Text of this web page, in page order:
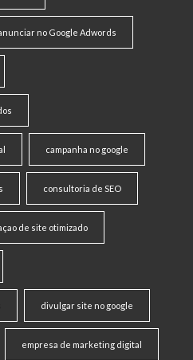
no Google Adwords
campanha no google
consultoria de SEO
de site otimizado
divulgar site no google
empresa de marketing digital